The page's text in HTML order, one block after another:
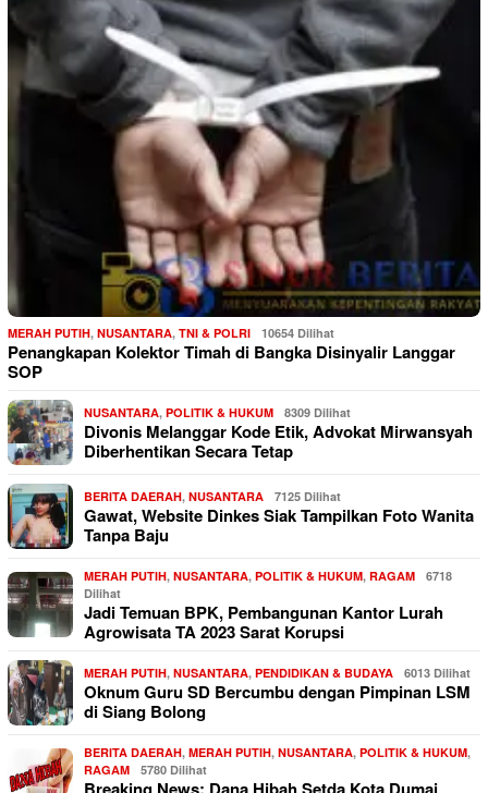
MERAH PUTIH, NUSANTARA, TNI & POLRI 10654 Dilihat
Penangkapan Kolektor Timah di Bangka Disinyalir Langgar
SOP
NUSANTARA, POLITIK & HUKUM 8309 Dilihat
Divonis Melanggar Kode Etik, Advokat Mirwansyah
Diberhentikan Secara Tetap
BERITA DAERAH, NUSANTARA 7125 Dilihat
Gawat, Website Dinkes Siak Tampilkan Foto Wanita
Tanpa Baju
MERAH PUTIH, NUSANTARA, POLITIK & HUKUM, RAGAM
6718
Dilihat
Jadi Temuan BPK, Pembangunan Kantor Lurah
Agrowisata TA 2023 Sarat Korupsi
MERAH PUTIH, NUSANTARA, PENDIDIKAN & BUDAYA 6013 Dilihat
Oknum Guru SD Bercumbu dengan Pimpinan LSM
di Siang Bolong
BERITA DAERAH, MERAH PUTIH, NUSANTARA, POLITIK & HUKUM,
RAGAM
5780 Dilihat